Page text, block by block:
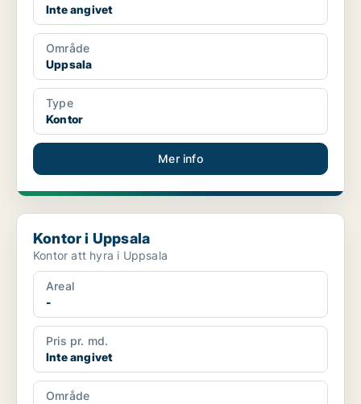
Inte angivet
Område
Uppsala
Type
Kontor
Mer info
Kontor i Uppsala
Kontor i Uppsala
Kontor att hyra i Uppsala
Areal
-
Pris pr. md.
Inte angivet
Område